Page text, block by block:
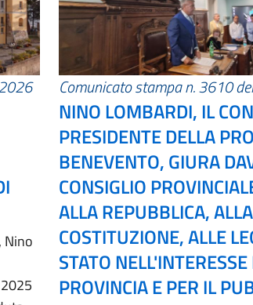
Nino
Comunicato stampa n. 3610
NINO LOMBARDI, IL
PRESIDENTE DELLA
BENEVENTO, GIURA
CONSIGLIO
ALLA REPUBBLICA, ALLA
COSTITUZIONE, ALLE
STATO
PROVINCIA E PER IL